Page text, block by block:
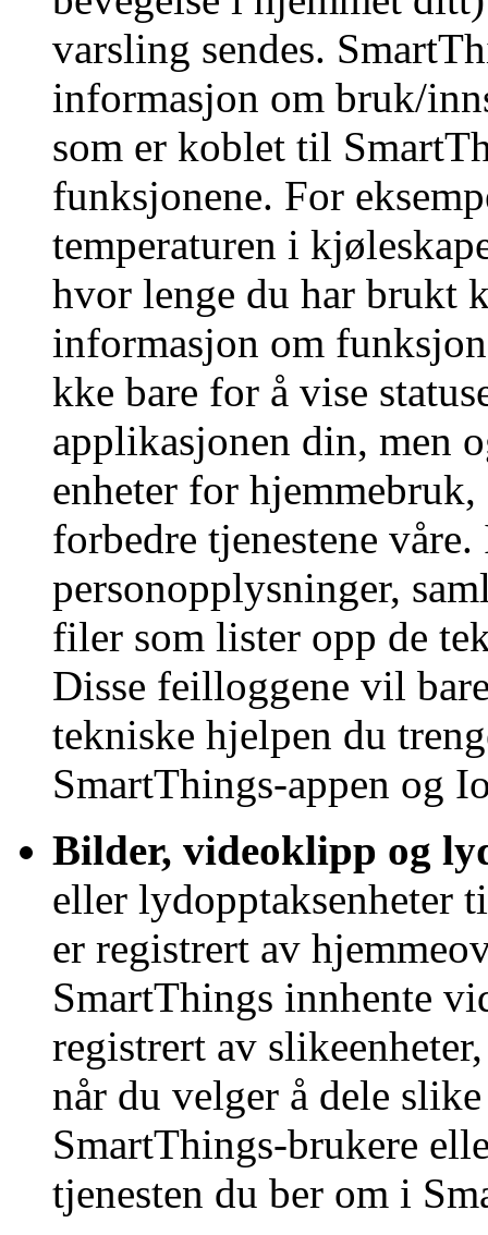
varsling sendes.
informasjon om bruk/
som er koblet til
funksjonene. For
temperaturen i
hvor lenge du har brukt
informasjon om
kke bare for å vise
applikasjonen din, men
enheter for
forbedre tjenestene
personopplysninger,
filer som lister opp de
Disse feilloggene vil
tekniske hjelpen du
SmartThings-appen og
Bilder, videoklipp og
eller lydopptaksenheter
er registrert av
SmartThings innhente
registrert av
når du velger å dele
SmartThings-brukere
tjenesten du ber om i